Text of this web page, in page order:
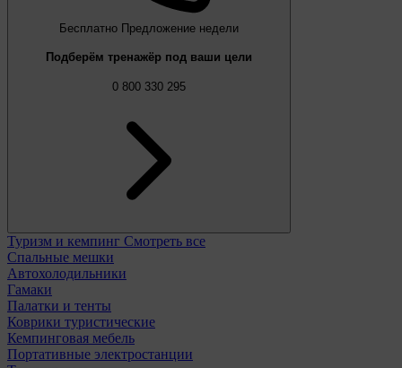
Бесплатно Предложение недели
Подберём тренажёр под ваши цели
0 800 330 295
Туризм и кемпинг Смотреть все
Спальные мешки
Автохолодильники
Гамаки
Палатки и тенты
Коврики туристические
Кемпинговая мебель
Портативные электростанции